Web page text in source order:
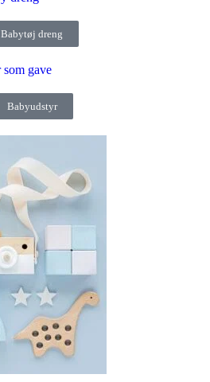
Babytøj dreng
Babyudstyr